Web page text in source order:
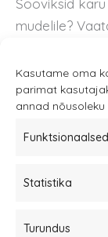
Kasutame oma
parimat
annad
Funktsionaalsed
Statistika
Turundus
Sooviksid
mudelile?